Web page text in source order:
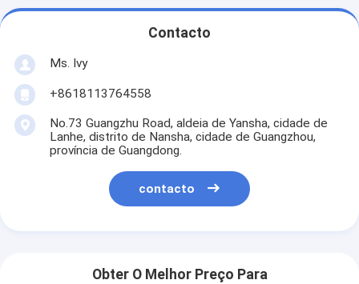
Contacto
Ms. Ivy
+8618113764558
No.73 Guangzhu Road, aldeia de Yansha, cidade de
Lanhe, distrito de Nansha, cidade de Guangzhou,
província de Guangdong.
contacto
Obter O Melhor Preço Para